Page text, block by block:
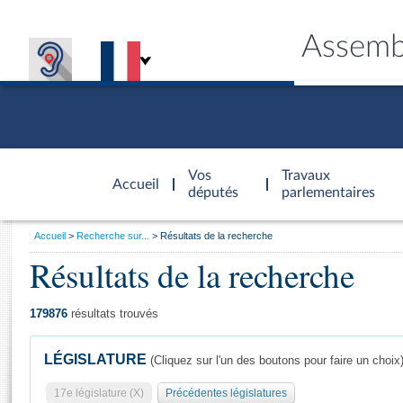
Accueil
d'accueil
Vos
députés
Travaux
parlementaires
Général
Vous
Accueil Recherche sur... Résultats de la recherche
Résultats de la recherche
179876 résultats trouvés
LÉGISLATURE (Cliquez sur l'un des boutons pour faire un choix)
17e législature (X) Précédentes législatures